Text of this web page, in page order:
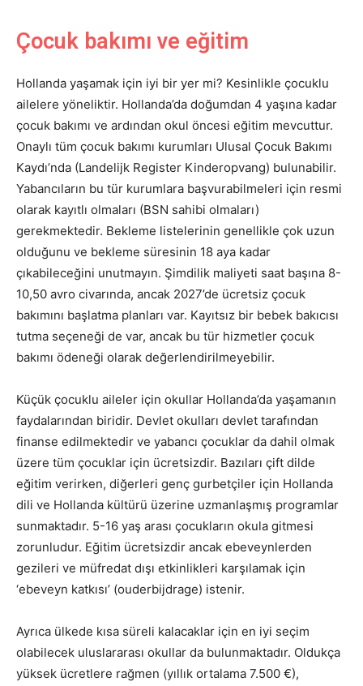
Çocuk bakımı ve eğitim
Hollanda yaşamak için iyi bir yer mi? Kesinlikle çocuklu
ailelere yöneliktir. Hollanda’da doğumdan 4 yaşına kadar
çocuk bakımı ve ardından okul öncesi eğitim mevcuttur.
Onaylı tüm çocuk bakımı kurumları Ulusal Çocuk Bakımı
Kaydı’nda (Landelijk Register Kinderopvang) bulunabilir.
Yabancıların bu tür kurumlara başvurabilmeleri için resmi
olarak kayıtlı olmaları (BSN sahibi olmaları)
gerekmektedir. Bekleme listelerinin genellikle çok uzun
olduğunu ve bekleme süresinin 18 aya kadar
çıkabileceğini unutmayın. Şimdilik maliyeti saat başına 8-
10,50 avro civarında, ancak 2027’de ücretsiz çocuk
bakımını başlatma planları var. Kayıtsız bir bebek bakıcısı
tutma seçeneği de var, ancak bu tür hizmetler çocuk
bakımı ödeneği olarak değerlendirilmeyebilir.
Küçük çocuklu aileler için okullar Hollanda’da yaşamanın
faydalarından biridir. Devlet okulları devlet tarafından
finanse edilmektedir ve yabancı çocuklar da dahil olmak
üzere tüm çocuklar için ücretsizdir. Bazıları çift dilde
eğitim verirken, diğerleri genç gurbetçiler için Hollanda
dili ve Hollanda kültürü üzerine uzmanlaşmış programlar
sunmaktadır. 5-16 yaş arası çocukların okula gitmesi
zorunludur. Eğitim ücretsizdir ancak ebeveynlerden
gezileri ve müfredat dışı etkinlikleri karşılamak için
‘ebeveyn katkısı’ (ouderbijdrage) istenir.
Ayrıca ülkede kısa süreli kalacaklar için en iyi seçim
olabilecek uluslararası okullar da bulunmaktadır. Oldukça
yüksek ücretlere rağmen (yıllık ortalama 7.500 €),